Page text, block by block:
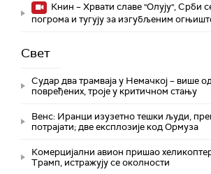
Книн – Хрвати славе "Олују", Срби
погрома и тугују за изгубљеним
Свет
Судар два трамваја у Немачкој – више
повређених, троје у критичном стању
Венс: Иранци изузетно тешки људи,
потрајати; две експлозије код Ормуза
Комерцијални авион пришао
Трамп, истражују се околности